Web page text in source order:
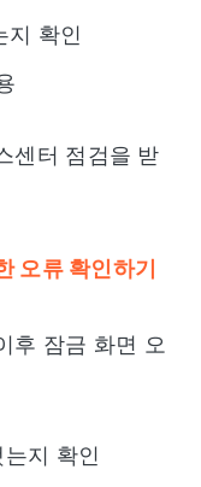
지 확인
센터 점검을 받
오류 확인하기
후 잠금 화면 오
지 확인